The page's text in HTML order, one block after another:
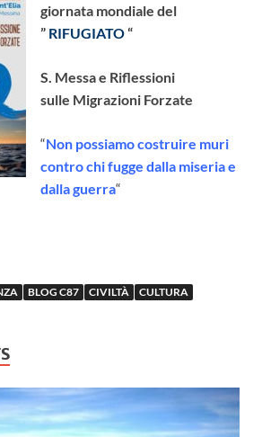
giornata mondiale del
” RIFUGIATO“
S. Messa e Riflessioni
sulle Migrazioni Forzate
“Non possiamo costruire muri
contro chi fugge dalla miseria e
dalla guerra“
BLOG C87 CIVILTÀ CULTURA